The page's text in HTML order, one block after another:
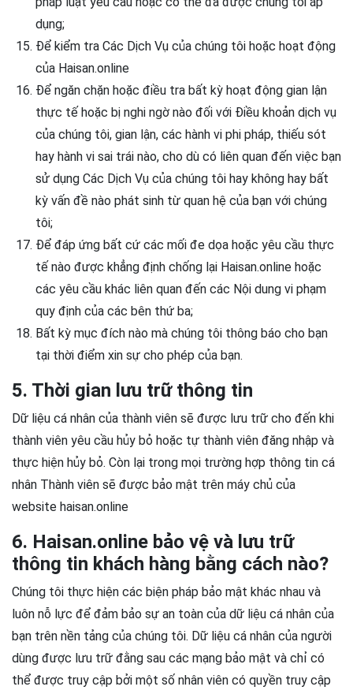
dụng;
Để kiểm tra Các Dịch Vụ của chúng tôi hoặc hoạt động
của Haisan.online
Để ngăn chặn hoặc điều tra bất kỳ hoạt động gian lận
thực tế hoặc bị nghi ngờ nào đối với Điều khoản dịch vụ
của chúng tôi, gian lận, các hành vi phi pháp, thiếu sót
hay hành vi sai trái nào, cho dù có liên quan đến việc bạn
sử dụng Các Dịch Vụ của chúng tôi hay không hay bất
kỳ vấn đề nào phát sinh từ quan hệ của bạn với chúng
tôi;
Để đáp ứng bất cứ các mối đe dọa hoặc yêu cầu thực
tế nào được khẳng định chống lại Haisan.online hoặc
các yêu cầu khác liên quan đến các Nội dung vi phạm
quy định của các bên thứ ba;
Bất kỳ mục đích nào mà chúng tôi thông báo cho bạn
tại thời điểm xin sự cho phép của bạn.
5. Thời gian lưu trữ thông tin
Dữ liệu cá nhân của thành viên sẽ được lưu trữ cho đến khi
thành viên yêu cầu hủy bỏ hoặc tự thành viên đăng nhập và
thực hiện hủy bỏ. Còn lại trong mọi trường hợp thông tin cá
nhân Thành viên sẽ được bảo mật trên máy chủ của
website haisan.online
6. Haisan.online bảo vệ và lưu trữ
thông tin khách hàng bằng cách nào?
Chúng tôi thực hiện các biện pháp bảo mật khác nhau và
luôn nỗ lực để đảm bảo sự an toàn của dữ liệu cá nhân của
bạn trên nền tảng của chúng tôi. Dữ liệu cá nhân của người
dùng được lưu trữ đằng sau các mạng bảo mật và chỉ có
thể được truy cập bởi một số nhân viên có quyền truy cập